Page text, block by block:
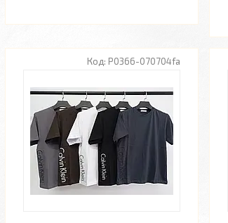
P0366-070704fa